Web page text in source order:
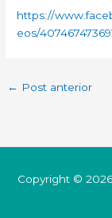
https://
eos/
← Post anterior
Copyright ©